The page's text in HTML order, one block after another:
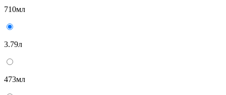
710мл
3.79л
473мл